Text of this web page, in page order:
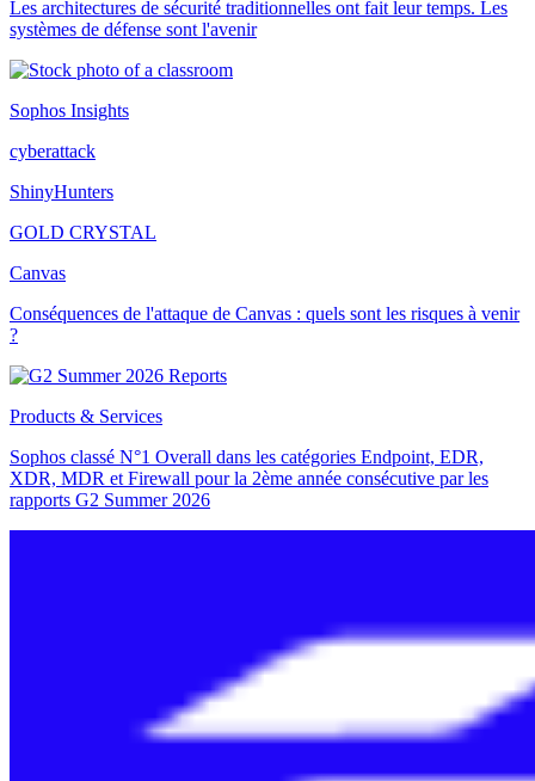
Les architectures de sécurité traditionnelles ont fait leur temps. Les
systèmes de défense sont l'avenir
Sophos Insights
cyberattack
ShinyHunters
GOLD CRYSTAL
Canvas
Conséquences de l'attaque de Canvas : quels sont les risques à venir
?
Products & Services
Sophos classé N°1 Overall dans les catégories Endpoint, EDR,
XDR, MDR et Firewall pour la 2ème année consécutive par les
rapports G2 Summer 2026